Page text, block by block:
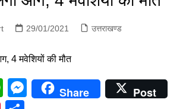
29/01/2021 उत्तराखण्ड
W M
Share
Post